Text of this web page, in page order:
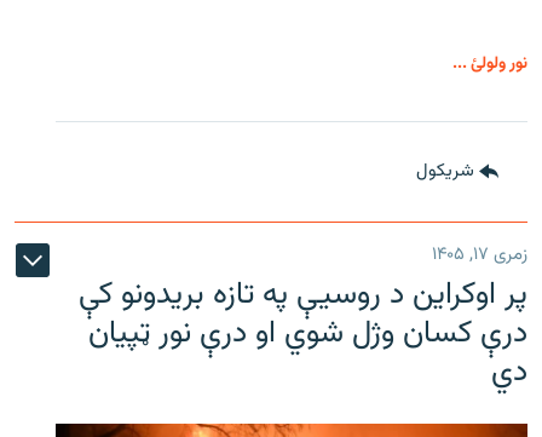
نور ولولئ ...
شريکول
زمری ۱۷, ۱۴۰۵
پر اوکراین د روسیې په تازه بریدونو کې
درې کسان وژل شوي او درې نور ټپیان
دي